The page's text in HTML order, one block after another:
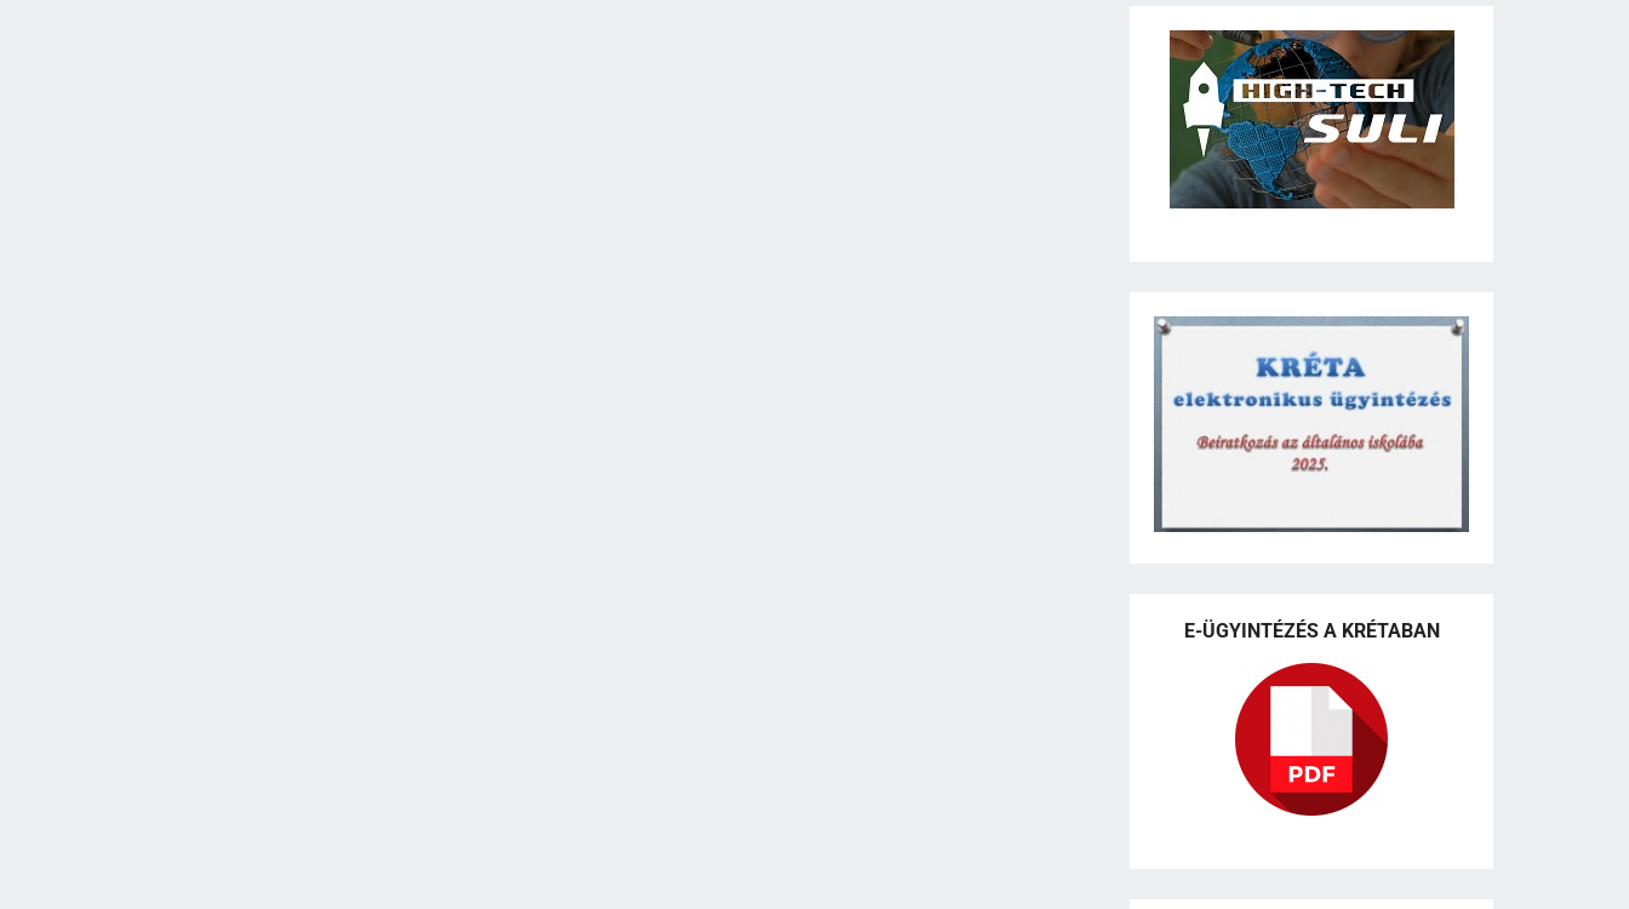
E-ÜGYINTÉZÉS A KRÉTABAN